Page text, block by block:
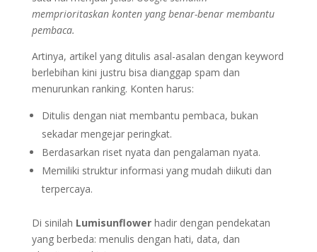
memprioritaskan konten yang benar-benar membantu
pembaca.
Artinya, artikel yang ditulis asal-asalan dengan keyword
berlebihan kini justru bisa dianggap spam dan
menurunkan ranking. Konten harus:
Ditulis dengan niat membantu pembaca, bukan
sekadar mengejar peringkat.
Berdasarkan riset nyata dan pengalaman nyata.
Memiliki struktur informasi yang mudah diikuti dan
terpercaya.
Di sinilah Lumisunflowerhadir dengan pendekatan
yang berbeda: menulis dengan hati, data, dan